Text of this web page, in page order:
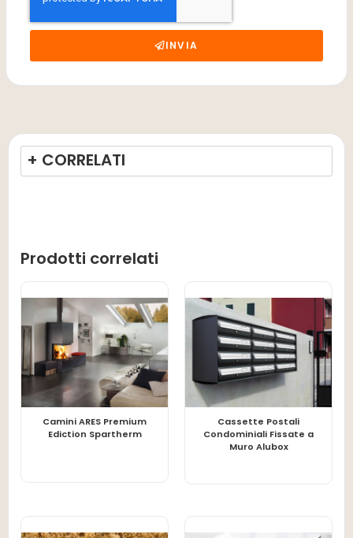
INVIA
+ CORRELATI
Prodotti correlati
LEGGI TUTTO
Camini ARES Premium
Ediction Spartherm
LEGGI TUTTO
Cassette Postali
Condominiali Fissate a
Muro Alubox